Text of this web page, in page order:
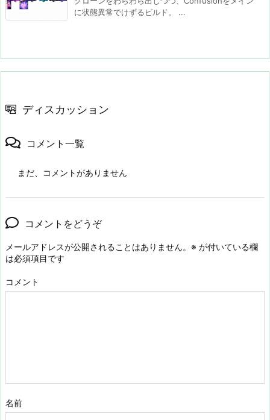
に状態異常でけずるビルド。 ...
ディスカッション
コメント一覧
まだ、コメントがありません
コメントをどうぞ
メールアドレスが公開されることはありません。 ※ が付いている欄
は必須項目です
コメント
名前